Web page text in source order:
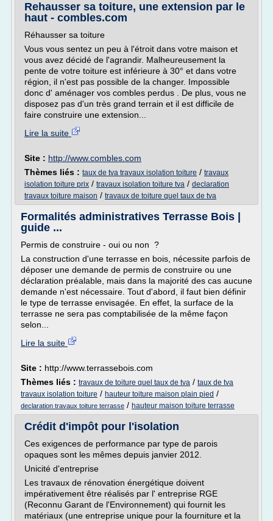
Rehausser sa toiture, une extension par le
haut - combles.com
Réhausser sa toiture
Vous vous sentez un peu à l'étroit dans votre maison et
vous avez décidé de l'agrandir. Malheureusement la
pente de votre toiture est inférieure à 30° et dans votre
région, il n'est pas possible de la changer. Impossible
donc d' aménager vos combles perdus . De plus, vous ne
disposez pas d'un très grand terrain et il est difficile de
faire construire une extension...
Lire la suite
Site : http://www.combles.com
Thèmes liés : taux de tva travaux isolation toiture / travaux
isolation toiture prix / travaux isolation toiture tva / declaration
travaux toiture maison / travaux de toiture quel taux de tva
Formalités administratives Terrasse Bois |
guide ...
Permis de construire - oui ou non ?
La construction d'une terrasse en bois, nécessite parfois de
déposer une demande de permis de construire ou une
déclaration préalable, mais dans la majorité des cas aucune
demande n'est nécessaire. Tout d'abord, il faut bien définir
le type de terrasse envisagée. En effet, la surface de la
terrasse ne sera pas comptabilisée de la même façon
selon...
Lire la suite
Site : http://www.terrassebois.com
Thèmes liés : travaux de toiture quel taux de tva / taux de tva
travaux isolation toiture / hauteur toiture maison plain pied /
declaration travaux toiture terrasse / hauteur maison toiture terrasse
Crédit d'impôt pour l'isolation
Ces exigences de performance par type de parois
opaques sont les mêmes depuis janvier 2012.
Unicité d'entreprise
Les travaux de rénovation énergétique doivent
impérativement être réalisés par l' entreprise RGE
(Reconnu Garant de l'Environnement) qui fournit les
matériaux (une entreprise unique pour la fourniture et la